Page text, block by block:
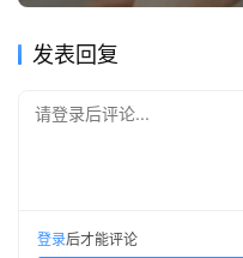
发表回复
请登录后评论...
登录后才能评论